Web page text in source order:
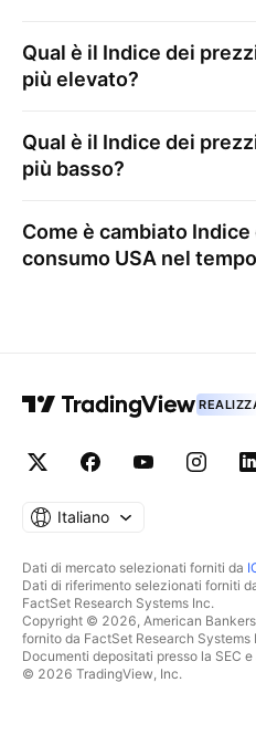
Qual è il Indice dei
più elevato?
Qual è il Indice dei
più basso?
Come è cambiato Indice
consumo USA nel
Italiano
Dati di mercato selezionati forniti da
Dati di riferimento selezionati forniti
FactSet Research Systems Inc.
Copyright © 2026, American
fornito da FactSet Research
Documenti depositati presso la SEC
© 2026 TradingView, Inc.